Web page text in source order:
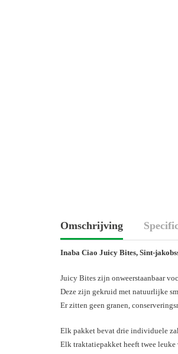
Omschrijving
Inaba Ciao Juicy Bites, Sint-
Juicy Bites zijn onweerstaanbaar
Deze zijn gekruid met natuurlijke
Er zitten geen granen,
Elk pakket bevat drie individuele
Elk traktatiepakket heeft twee leuke